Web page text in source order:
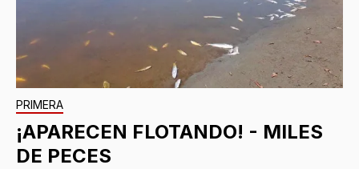
PRIMERA
¡APARECEN FLOTANDO! - MILES
DE PECES